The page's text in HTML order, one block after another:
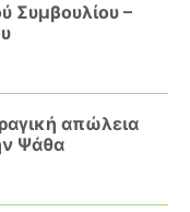
Συμβουλίου –
απώλεια
Ψάθα